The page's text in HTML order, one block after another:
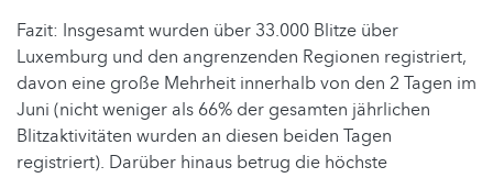
Fazit: Insgesamt wurden über 33.000 Blitze über
Luxemburg und den angrenzenden Regionen registriert,
davon eine große Mehrheit innerhalb von den 2 Tagen im
Juni (nicht weniger als 66% der gesamten jährlichen
Blitzaktivitäten wurden an diesen beiden Tagen
registriert). Darüber hinaus betrug die höchste